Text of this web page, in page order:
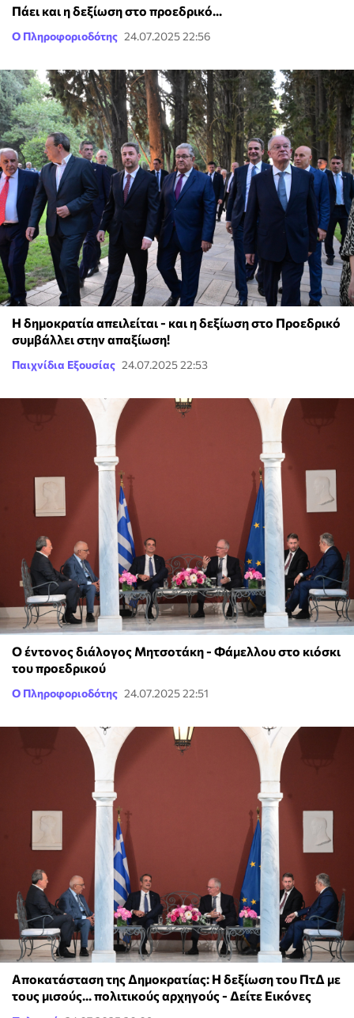
Πάει και η δεξίωση στο προεδρικό...
Ο Πληροφοριοδότης 24.07.2025 22:56
Η δημοκρατία απειλείται - και η δεξίωση στο Προεδρικό
συμβάλλει στην απαξίωση!
Παιχνίδια Εξουσίας 24.07.2025 22:53
Ο έντονος διάλογος Μητσοτάκη - Φάμελλου στο κιόσκι
του προεδρικού
Ο Πληροφοριοδότης 24.07.2025 22:51
Αποκατάσταση της Δημοκρατίας: Η δεξίωση του ΠτΔ με
τους μισούς... πολιτικούς αρχηγούς - Δείτε Εικόνες